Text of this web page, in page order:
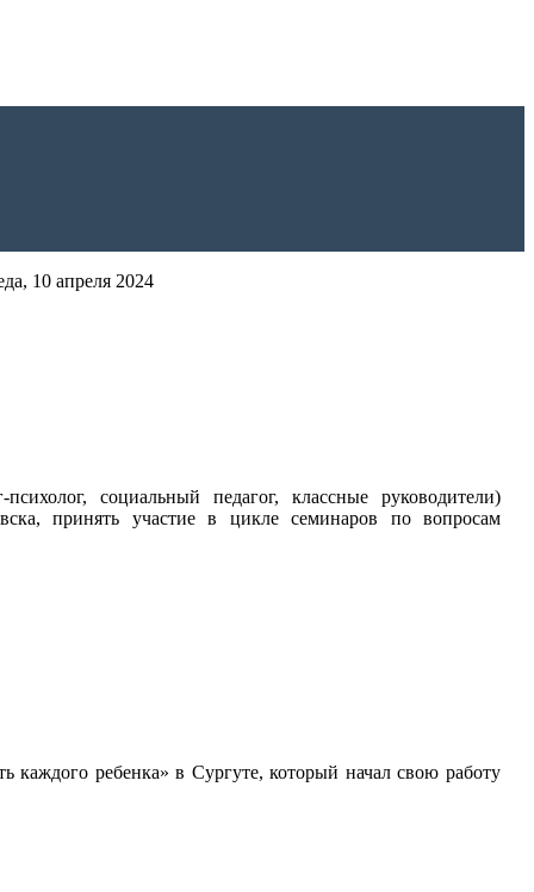
10 апреля 2024
социальный педагог, классные руководители)
принять участие в цикле семинаров по вопросам
каждого ребенка» в Сургуте, который начал свою работу